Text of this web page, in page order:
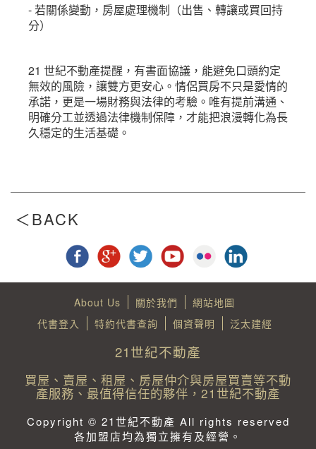
- 若關係變動，房屋處理機制（出售、轉讓或買回持
分）
21 世紀不動產提醒，有書面協議，能避免口頭約定
無效的風險，讓雙方更安心。情侶買房不只是愛情的
承諾，更是一場財務與法律的考驗。唯有提前溝通、
明確分工並透過法律機制保障，才能把浪漫轉化為長
久穩定的生活基礎。
About Us 關於我們
網站地圖
代書登入
特約代書查詢 個資聲明 泛太建經
21世紀不動產
買屋、賣屋、租屋、房屋仲介與房屋買賣等不動
產服務、最值得信任的夥伴，21世紀不動產
Copyright © 21世紀不動產 All rights reserved
各加盟店均為獨立擁有及經營。